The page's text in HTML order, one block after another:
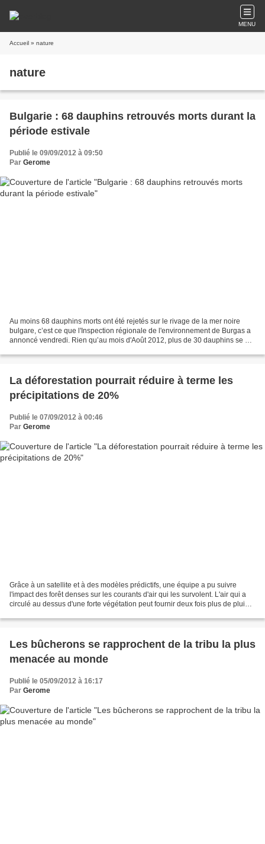
MENU
Accueil » nature
nature
Bulgarie : 68 dauphins retrouvés morts durant la
période estivale
Publié le 09/09/2012 à 09:50
Par Gerome
Au moins 68 dauphins morts ont été rejetés sur le rivage de la mer noire
bulgare, c’est ce que l'Inspection régionale de l'environnement de Burgas a
annoncé vendredi. Rien qu’au mois d'Août 2012, plus de 30 dauphins se été
La déforestation pourrait réduire à terme les
précipitations de 20%
Publié le 07/09/2012 à 00:46
Par Gerome
Grâce à un satellite et à des modèles prédictifs, une équipe a pu suivre
l'impact des forêt denses sur les courants d'air qui les survolent. L'air qui a
circulé au dessus d'une forte végétation peut fournir deux fois plus de pluie
Les bûcherons se rapprochent de la tribu la plus
menacée au monde
Publié le 05/09/2012 à 16:17
Par Gerome